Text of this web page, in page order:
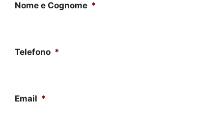
Nome e Cognome *
Telefono *
Email *